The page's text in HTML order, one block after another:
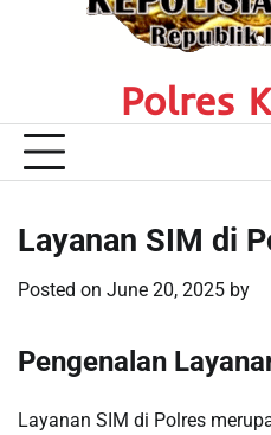
Polres
Layanan SIM di
Posted on June 20, 2025 by
Pengenalan
Layanan SIM di Polres